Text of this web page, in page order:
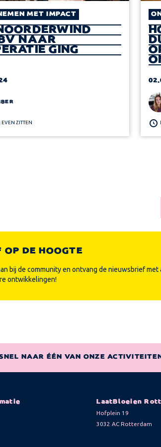
MET IMPACT
NAAR
GING
EVEN ZITTEN
OP DE HOOGTE
bij de community en ontvang de nieuwsbrief
ontwikkelingen!
NAAR ÉÉN VAN ONZE ACTIVITEITEN
LaatBloeien
Hofplein 19
3032 AC Rotterdam